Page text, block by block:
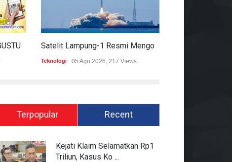
Teknologi 05 Agu 2026, 217 Views
Terpopular Recent
Kejati Klaim Selamatkan Rp1
Triliun, Kasus Ko ...